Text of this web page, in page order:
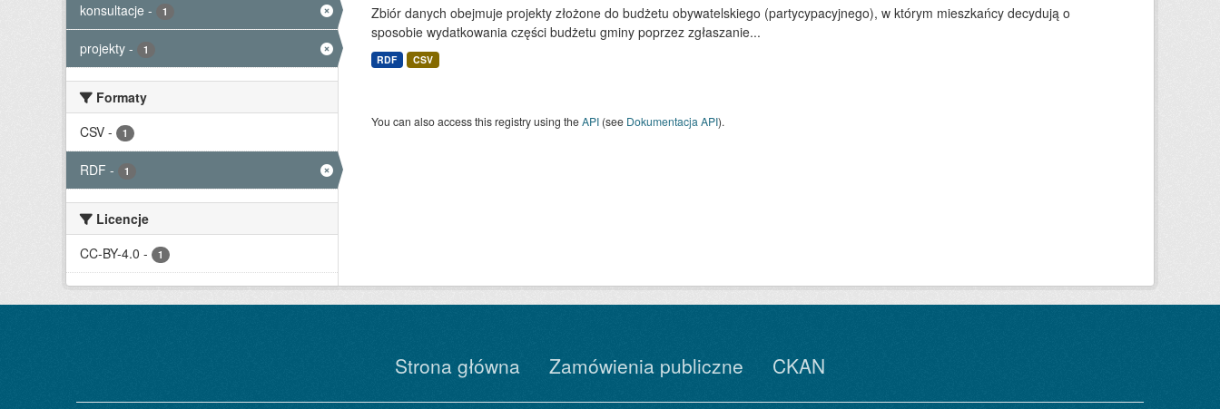
konsultacje - 1
projekty - 1
Formaty
CSV - 1
RDF - 1
Licencje
CC-BY-4.0 - 1
Zbiór danych obejmuje projekty złożone do budżetu obywatelskiego (partycypacyjnego), w którym mieszkańcy decydują o
sposobie wydatkowania części budżetu gminy poprzez zgłaszanie...
RDF CSV
You can also access this registry using theAPI(see Dokumentacja API).
Strona główna Zamówienia publiczne CKAN